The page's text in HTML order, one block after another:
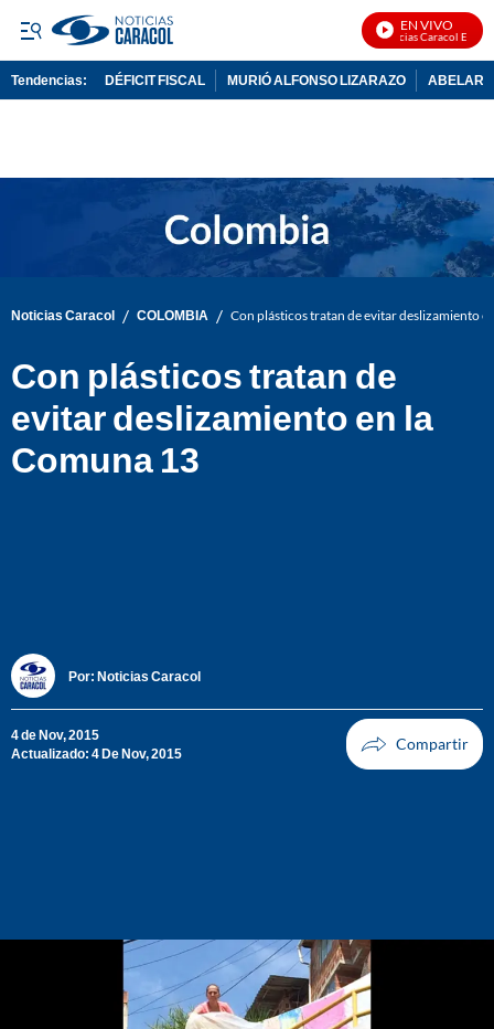
EN VIVO
Noticias Caracol En Vivo
Tendencias: DÉFICIT FISCAL MURIÓ ALFONSO LIZARAZO
Noticias Caracol / COLOMBIA / Con plásticos tratan de evitar deslizamiento
Con plásticos tratan de
evitar deslizamiento en la
Comuna 13
Por: Noticias Caracol
4 de Nov, 2015
Actualizado: 4 De Nov, 2015